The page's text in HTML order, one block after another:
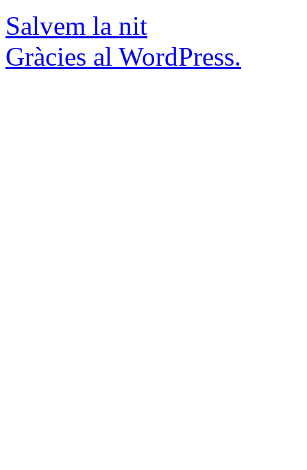
Salvem la nit
Gràcies al WordPress.